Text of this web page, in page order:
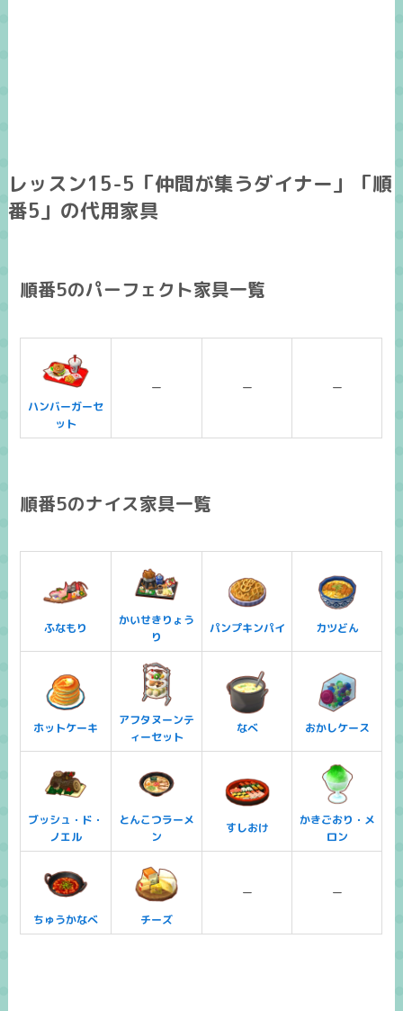
レッスン15-5「仲間が集うダイナー」「順
番5」の代用家具
順番5のパーフェクト家具一覧
ハンバーガーセ
ット
ー ー ー
順番5のナイス家具一覧
ふなもり
かいせきりょう
り
パンプキンパイ カツどん
ホットケーキ
アフタヌーンテ
ィーセット
なべ おかしケース
ブッシュ・ド・
ノエル
とんこつラーメ
ン
すしおけ
かきごおり・メ
ロン
ちゅうかなべ チーズ
ー ー